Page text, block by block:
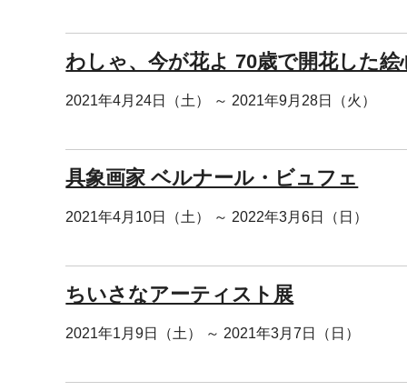
わしゃ、今が花よ 70歳で開花した絵
2021年4月24日（土） ～ 2021年9月28日（火）
具象画家 ベルナール・ビュフェ
2021年4月10日（土） ～ 2022年3月6日（日）
ちいさなアーティスト展
2021年1月9日（土） ～ 2021年3月7日（日）